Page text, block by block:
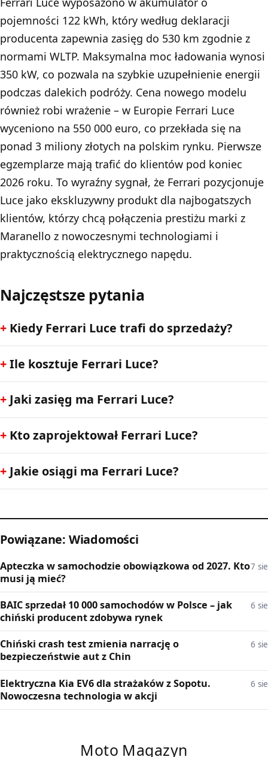
pojemności 122 kWh, który według deklaracji
producenta zapewnia zasięg do 530 km zgodnie z
normami WLTP. Maksymalna moc ładowania wynosi
350 kW, co pozwala na szybkie uzupełnienie energii
podczas dalekich podróży. Cena nowego modelu
również robi wrażenie – w Europie Ferrari Luce
wyceniono na 550 000 euro, co przekłada się na
ponad 3 miliony złotych na polskim rynku. Pierwsze
egzemplarze mają trafić do klientów pod koniec
2026 roku. To wyraźny sygnał, że Ferrari pozycjonuje
Luce jako ekskluzywny produkt dla najbogatszych
klientów, którzy chcą połączenia prestiżu marki z
Maranello z nowoczesnymi technologiami i
praktycznością elektrycznego napędu.
Najczęstsze pytania
Kiedy Ferrari Luce trafi do sprzedaży?
Ile kosztuje Ferrari Luce?
Jaki zasięg ma Ferrari Luce?
Kto zaprojektował Ferrari Luce?
Jakie osiągi ma Ferrari Luce?
Powiązane: Wiadomości
Apteczka w samochodzie obowiązkowa od 2027. Kto
musi ją mieć?
7 sie
BAIC sprzedał 10 000 samochodów w Polsce – jak
chiński producent zdobywa rynek
6 sie
Chiński crash test zmienia narrację o
bezpieczeństwie aut z Chin
6 sie
Elektryczna Kia EV6 dla strażaków z Sopotu.
Nowoczesna technologia w akcji
6 sie
Moto Magazyn